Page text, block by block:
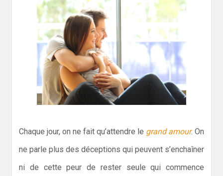
Chaque jour, on ne fait qu’attendre le grand amour. On
ne parle plus des déceptions qui peuvent s’enchaîner
ni de cette peur de rester seule qui commence